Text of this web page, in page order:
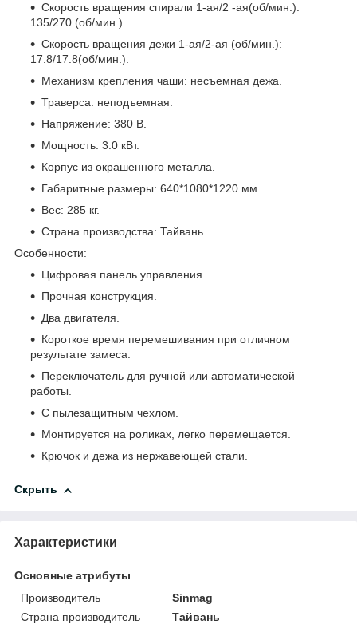
Скорость вращения спирали 1-ая/2 -ая(об/мин.):
135/270 (об/мин.).
Скорость вращения дежи 1-ая/2-ая (об/мин.):
17.8/17.8(об/мин.).
Механизм крепления чаши: несъемная дежа.
Траверса: неподъемная.
Напряжение: 380 В.
Мощность: 3.0 кВт.
Корпус из окрашенного металла.
Габаритные размеры: 640*1080*1220 мм.
Вес: 285 кг.
Страна производства: Тайвань.
Особенности:
Цифровая панель управления.
Прочная конструкция.
Два двигателя.
Короткое время перемешивания при отличном
результате замеса.
Переключатель для ручной или автоматической
работы.
С пылезащитным чехлом.
Монтируется на роликах, легко перемещается.
Крючок и дежа из нержавеющей стали.
Скрыть
Характеристики
Основные атрибуты
Производитель
Sinmag
Страна производитель
Тайвань